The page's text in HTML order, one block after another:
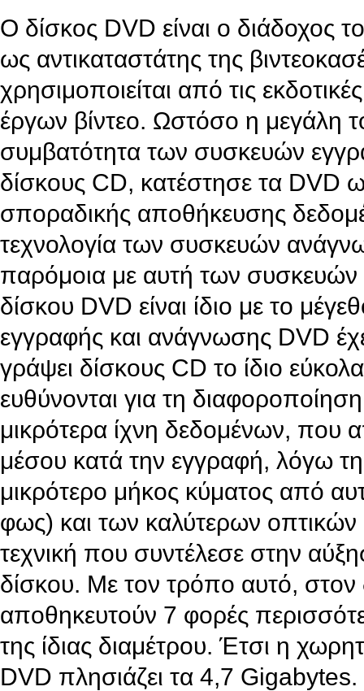
Ο δίσκος DVD είναι ο διάδοχος
ως αντικαταστάτης της
χρησιμοποιείται από τις
έργων βίντεο. Ωστόσο η μεγάλη
συμβατότητα των συσκευών
δίσκους CD, κατέστησε τα DVD
σποραδικής αποθήκευσης
τεχνολογία των συσκευών
παρόμοια με αυτή των
δίσκου DVD είναι ίδιο με το
εγγραφής και ανάγνωσης DVD
γράψει δίσκους CD το ίδιο
ευθύνονται για τη
μικρότερα ίχνη δεδομένων, που
μέσου κατά την εγγραφή, λόγω
μικρότερο μήκος κύματος από
φως) και των καλύτερων οπτικών
τεχνική που συντέλεσε στην
δίσκου. Με τον τρόπο αυτό, στον
αποθηκευτούν 7 φορές
της ίδιας διαμέτρου. Έτσι η
DVD πλησιάζει τα 4,7 Gigabytes.